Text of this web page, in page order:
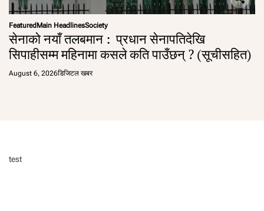
Featured Main HeadlinesSociety
सेनाको नयाँ तलबमान : प्रधान सेनापतिदेखि
सिपाहीसम्म महिनामा कसले कति पाउँछन् ? (सूचीसहित)
August 6, 2026डिजिटल खबर
test